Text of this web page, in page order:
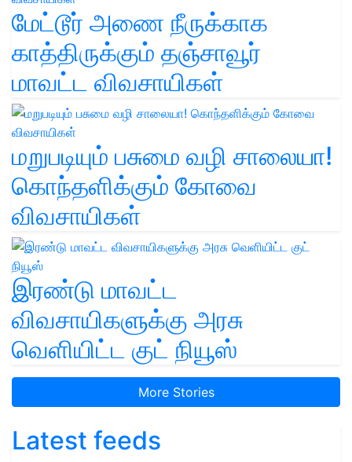
மேட்டூர் அணை நீருக்காக
காத்திருக்கும் தஞ்சாவூர்
மாவட்ட விவசாயிகள்
மறுபடியும் பசுமை வழி சாலையா!
கொந்தளிக்கும் கோவை
விவசாயிகள்
இரண்டு மாவட்ட
விவசாயிகளுக்கு அரசு
வெளியிட்ட குட் நியூஸ்
More Stories
Latest feeds